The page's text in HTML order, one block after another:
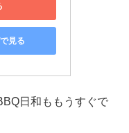
見る
日和ももうすぐで